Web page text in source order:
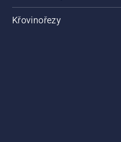
Křovinořezy